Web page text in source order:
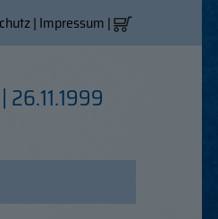
| Impressum |
26.11.1999